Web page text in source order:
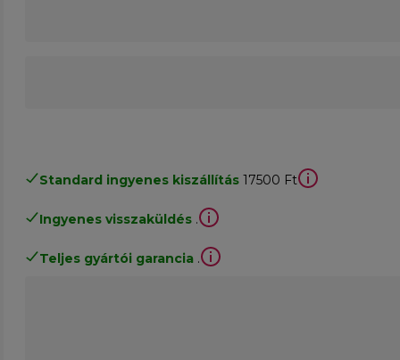
Standard ingyenes kiszállítás 17500 Ft
Ingyenes visszaküldés .
Teljes gyártói garancia .